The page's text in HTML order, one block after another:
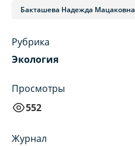
Бакташева Надежда Мацаковна
Рубрика
Экология
Просмотры
552
Журнал